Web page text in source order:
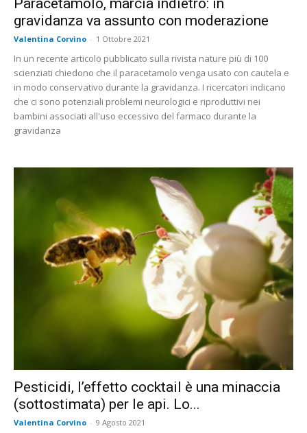
gravidanza va assunto con moderazione
Valentina Corvino - 1 Ottobre 2021
In un recente articolo pubblicato sulla rivista nature più di 100
scienziati chiedono che il paracetamolo venga usato con cautela e
in modo conservativo durante la gravidanza. I ricercatori indicano
che ci sono potenziali problemi neurologici e riproduttivi nei
bambini associati all'uso eccessivo del farmaco durante la
gravidanza
Pesticidi, l’effetto cocktail è una minaccia
(sottostimata) per le api. Lo...
Valentina Corvino - 9 Agosto 2021